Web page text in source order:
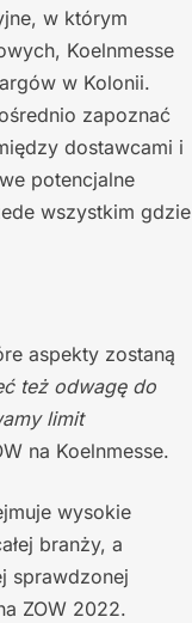
w którym
Koelnmesse
w Kolonii.
zapoznać
dostawcami i
potencjalne
wszystkim gdzie
aspekty zostaną
też odwagę do
limit
na Koelnmesse.
wysokie
branży, a
sprawdzonej
ZOW 2022.